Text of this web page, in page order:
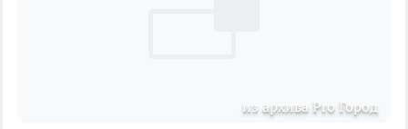
из архива Pro Город